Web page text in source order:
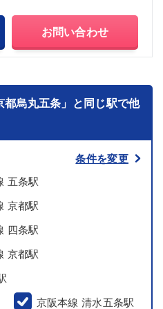
お問い合わせ
都烏丸五条」と同じ駅で他
条件を変更
五条駅
京都駅
四条駅
京都駅
京阪本線 清水五条駅